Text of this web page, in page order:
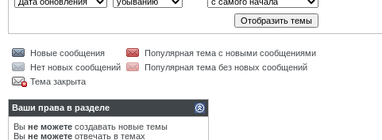
Новые сообщения
Популярная тема с новыми сообщениями
Нет новых сообщений
Популярная тема без новых сообщений
Тема закрыта
Ваши права в разделе
Вы не можете создавать новые темы
Вы не можете отвечать в темах